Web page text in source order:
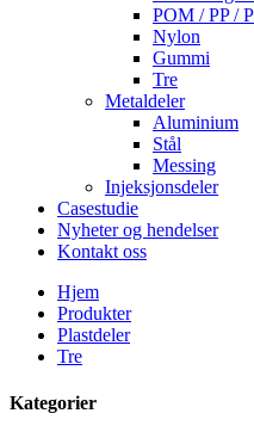
POM / PP /
Nylon
Gummi
Tre
Metaldeler
Aluminium
Stål
Messing
Injeksjonsdeler
Casestudie
Nyheter og hendelser
Kontakt oss
Hjem
Produkter
Plastdeler
Tre
Kategorier